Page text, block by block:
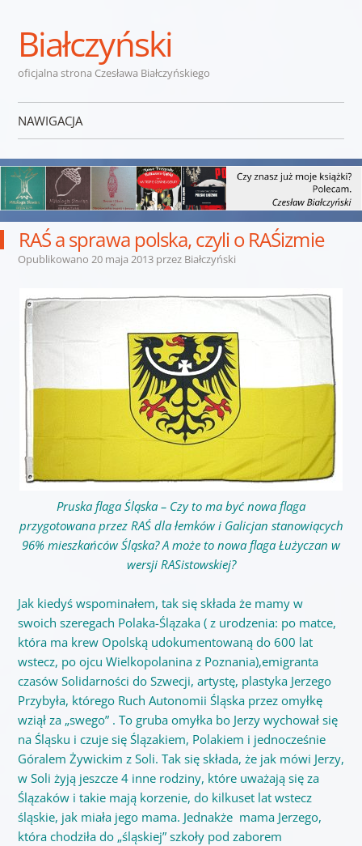
Białczyński
oficjalna strona Czesława Białczyńskiego
NAWIGACJA
RAŚ a sprawa polska, czyli o RAŚizmie
Opublikowano 20 maja 2013przez Białczyński
Pruska flaga Śląska – Czy to ma być nowa flaga
przygotowana przez RAŚ dla łemków i Galicjan stanowiących
96% mieszkańców Śląska? A może to nowa flaga Łużyczan w
wersji RASistowskiej?
Jak kiedyś wspominałem, tak się składa że mamy w
swoich szeregach Polaka-Ślązaka ( z urodzenia: po matce,
która ma krew Opolską udokumentowaną do 600 lat
wstecz, po ojcu Wielkopolanina z Poznania),emigranta
czasów Solidarności do Szwecji, artystę, plastyka Jerzego
Przybyła, którego Ruch Autonomii Śląska przez omyłkę
wziął za „swego” . To gruba omyłka bo Jerzy wychował się
na Śląsku i czuje się Ślązakiem, Polakiem i jednocześnie
Góralem Żywickim z Soli. Tak się składa, że jak mówi Jerzy,
w Soli żyją jeszcze 4 inne rodziny, które uważają się za
Ślązaków i takie mają korzenie, do kilkuset lat wstecz
śląskie, jak miała jego mama. Jednakże mama Jerzego,
która chodziła do „śląskiej” szkoły pod zaborem